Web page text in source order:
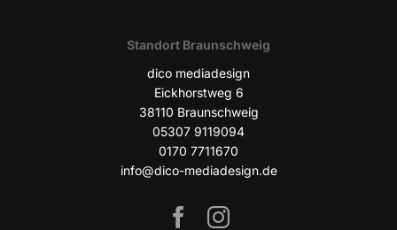
Stand­ort Braunschweig
dico media­de­sign
Eick­horst­weg 6
38110 Braun­schweig
05307 9119094
0170 7711670
info@dico-mediadesign.de